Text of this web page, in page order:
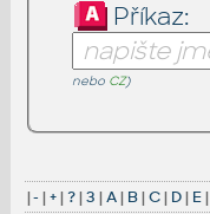
Příkaz:
nebo CZ)
|- |+|?|3 |A| B|C| D| E|